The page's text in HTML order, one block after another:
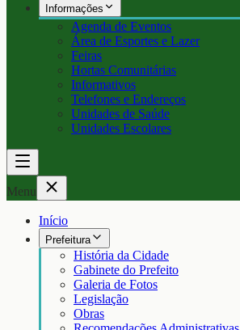
Informações
Agenda de Eventos
Área de Esportes e Lazer
Feiras
Hortas Comunitárias
Informativos
Telefones e Endereços
Unidades de Saúde
Unidades Escolares
Menu
Início
Prefeitura
História da Cidade
Gabinete do Prefeito
Galeria de Fotos
Legislação
Obras